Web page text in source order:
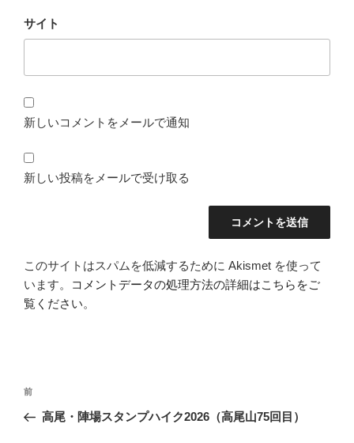
サイト
新しいコメントをメールで通知
新しい投稿をメールで受け取る
このサイトはスパムを低減するために Akismet を使って
います。
コメントデータの処理方法の詳細はこちらをご
覧ください。
投
ナ
前
の
前
高尾・陣場スタンプハイク2026（高尾山75回目）